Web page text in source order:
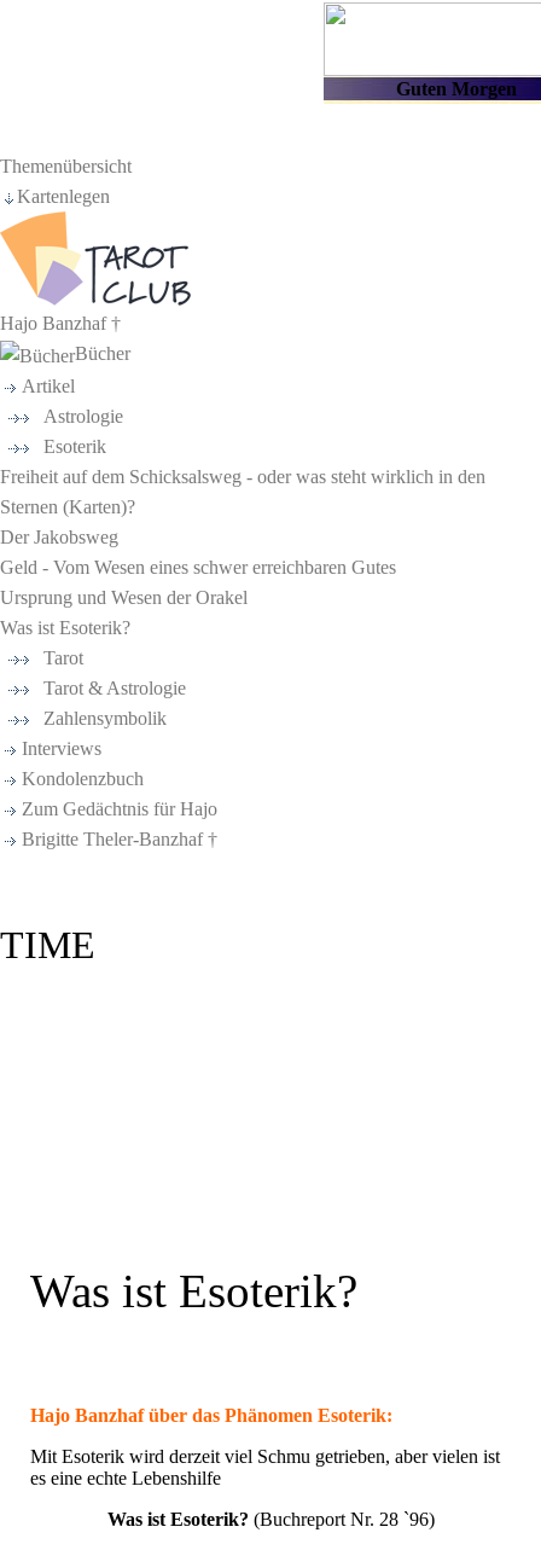
Themenübersicht
Kartenlegen
Hajo Banzhaf †
Bücher
Artikel
Astrologie
Esoterik
Freiheit auf dem Schicksalsweg - oder was steht wirklich in den
Sternen (Karten)?
Der Jakobsweg
Geld - Vom Wesen eines schwer erreichbaren Gutes
Ursprung und Wesen der Orakel
Was ist Esoterik?
Tarot
Tarot & Astrologie
Zahlensymbolik
Interviews
Kondolenzbuch
Zum Gedächtnis für Hajo
Brigitte Theler-Banzhaf †
TIME
Was ist Esoterik?
Hajo Banzhaf über das Phänomen Esoterik:
Mit Esoterik wird derzeit viel Schmu getrieben, aber vielen ist
es eine echte Lebenshilfe
Was ist Esoterik? (Buchreport Nr. 28 `96)